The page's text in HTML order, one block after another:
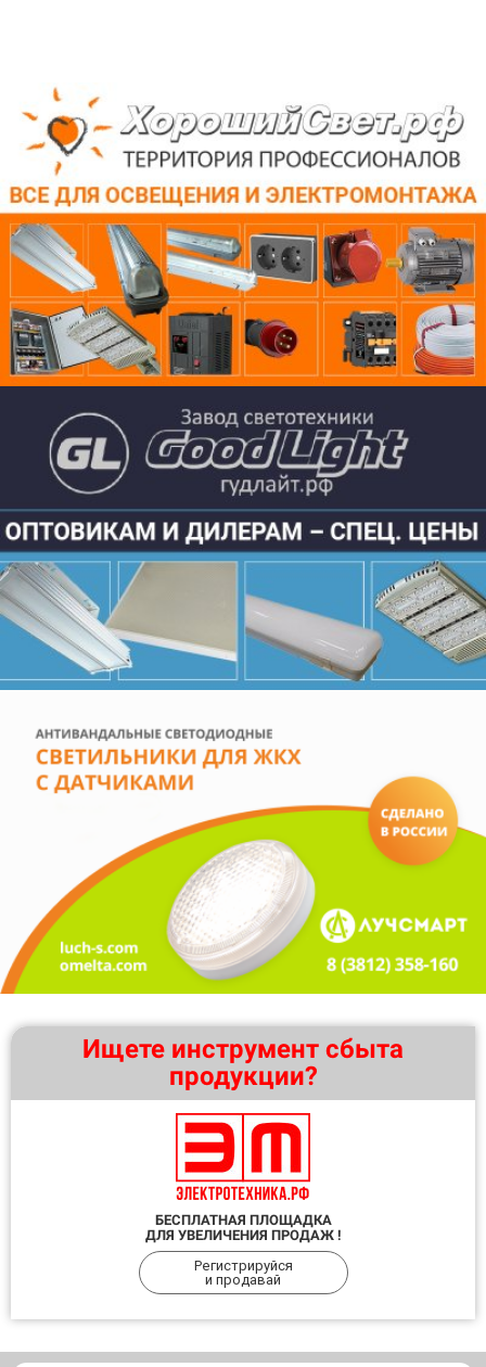
Ищете инструмент сбыта
продукции?
БЕСПЛАТНАЯ ПЛОЩАДКА
ДЛЯ УВЕЛИЧЕНИЯ ПРОДАЖ !
Регистрируйся
и продавай